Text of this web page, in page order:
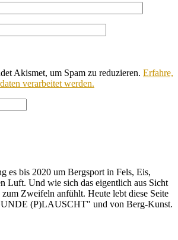
Akismet, um Spam zu reduzieren. Erfahre,
verarbeitet werden.
es bis 2020 um Bergsport in Fels, Eis,
Luft. Und wie sich das eigentlich aus Sicht
zum Zweifeln anfühlt. Heute lebt diese Seite
(P)LAUSCHT" und von Berg-Kunst.